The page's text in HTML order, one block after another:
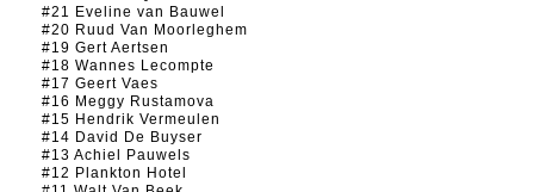
#21 Eveline van Bauwel
#20 Ruud Van Moorleghem
#19 Gert Aertsen
#18 Wannes Lecompte
#17 Geert Vaes
#16 Meggy Rustamova
#15 Hendrik Vermeulen
#14 David De Buyser
#13 Achiel Pauwels
#12 Plankton Hotel